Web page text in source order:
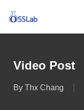
main
Video Post
By Thx Chang